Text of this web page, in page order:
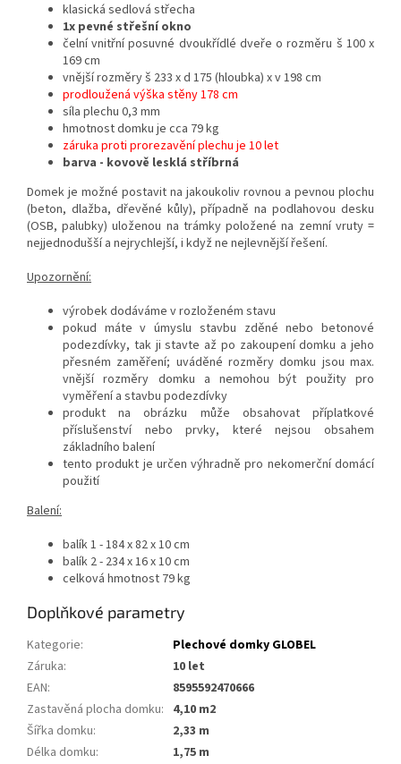
klasická sedlová střecha
1x pevné střešní okno
čelní vnitřní posuvné dvoukřídlé dveře o rozměru š 100 x
169 cm
vnější rozměry š 233 x d 175 (hloubka) x v 198 cm
prodloužená výška stěny 178 cm
síla plechu 0,3 mm
hmotnost domku je cca 79 kg
záruka proti prorezavění plechu je 10 let
barva - kovově lesklá stříbrná
Domek je možné postavit na jakoukoliv rovnou a pevnou plochu
(beton, dlažba, dřevěné kůly), případně na podlahovou desku
(OSB, palubky) uloženou na trámky položené na zemní vruty =
nejjednodušší a nejrychlejší, i když ne nejlevnější řešení.
Upozornění:
výrobek dodáváme v rozloženém stavu
pokud máte v úmyslu stavbu zděné nebo betonové
podezdívky, tak ji stavte až po zakoupení domku a jeho
přesném zaměření; uváděné rozměry domku jsou max.
vnější rozměry domku a nemohou být použity pro
vyměření a stavbu podezdívky
produkt na obrázku může obsahovat příplatkové
příslušenství nebo prvky, které nejsou obsahem
základního balení
tento produkt je určen výhradně pro nekomerční domácí
použití
Balení:
balík 1 - 184 x 82 x 10 cm
balík 2 - 234 x 16 x 10 cm
celková hmotnost 79 kg
Doplňkové parametry
Kategorie:
Plechové domky GLOBEL
Záruka:
10 let
EAN:
8595592470666
Zastavěná plocha domku:
4,10 m2
Šířka domku:
2,33 m
Délka domku:
1,75 m